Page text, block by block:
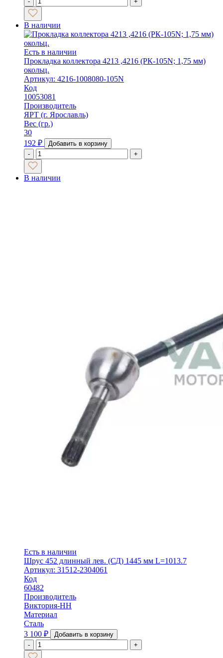
В наличии
Есть в наличии
Прокладка коллектора 4213 ,4216 (РК-105N; 1,75 мм)
окольц.
Артикул: 4216-1008080-105N
Код
10053081
Производитель
ЯРТ (г. Ярославль)
Вес (гр.)
30
192 ₽
Добавить в корзину
-
+
В наличии
Есть в наличии
Шрус 452 длинный лев. (СД) 1445 мм L=1013.7
Артикул: 31512-2304061
Код
60482
Производитель
Виктория-НН
Материал
Сталь
3 100 ₽
Добавить в корзину
-
+